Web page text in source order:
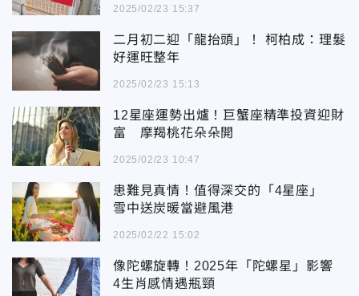
2025/02/23 15:37
二月初二迎「龍抬頭」！ 柯柏成：理髮
好運旺整年
2025/02/23 15:13
12星座運勢出爐！巨蟹座精準投資迎財
富 摩羯桃花朵朵開
2025/02/23 10:47
患難見真情！值得深交的「4星座」
雪中送炭暖當避風港
2025/02/22 15:02
像陀螺旋轉！2025年「陀螺星」影響
4生肖感情遇瓶頸